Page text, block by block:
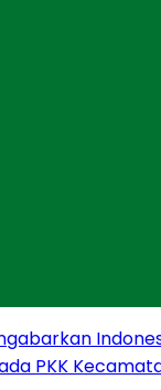
PKK